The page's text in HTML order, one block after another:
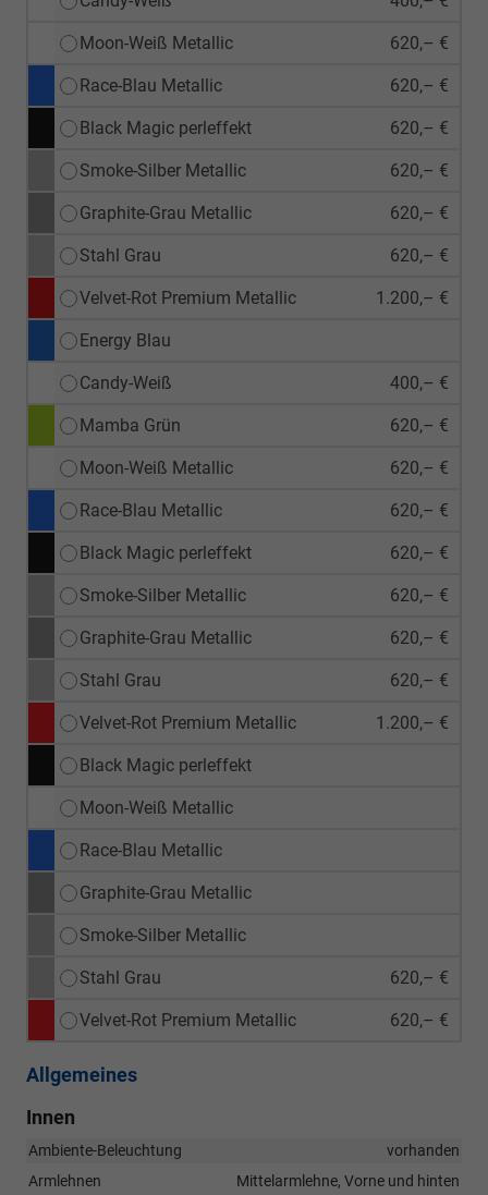
Moon-Weiß Metallic 620,– €
Race-Blau Metallic 620,– €
Black Magic perleffekt 620,– €
Smoke-Silber Metallic 620,– €
Graphite-Grau Metallic 620,– €
Stahl Grau 620,– €
Velvet-Rot Premium Metallic 1.200,– €
Energy Blau
Candy-Weiß 400,– €
Mamba Grün 620,– €
Moon-Weiß Metallic 620,– €
Race-Blau Metallic 620,– €
Black Magic perleffekt 620,– €
Smoke-Silber Metallic 620,– €
Graphite-Grau Metallic 620,– €
Stahl Grau 620,– €
Velvet-Rot Premium Metallic 1.200,– €
Black Magic perleffekt
Moon-Weiß Metallic
Race-Blau Metallic
Graphite-Grau Metallic
Smoke-Silber Metallic
Stahl Grau 620,– €
Velvet-Rot Premium Metallic 620,– €
Allgemeines
Innen
Ambiente-Beleuchtung
vorhanden
Armlehnen
Mittelarmlehne, Vorne und hinten